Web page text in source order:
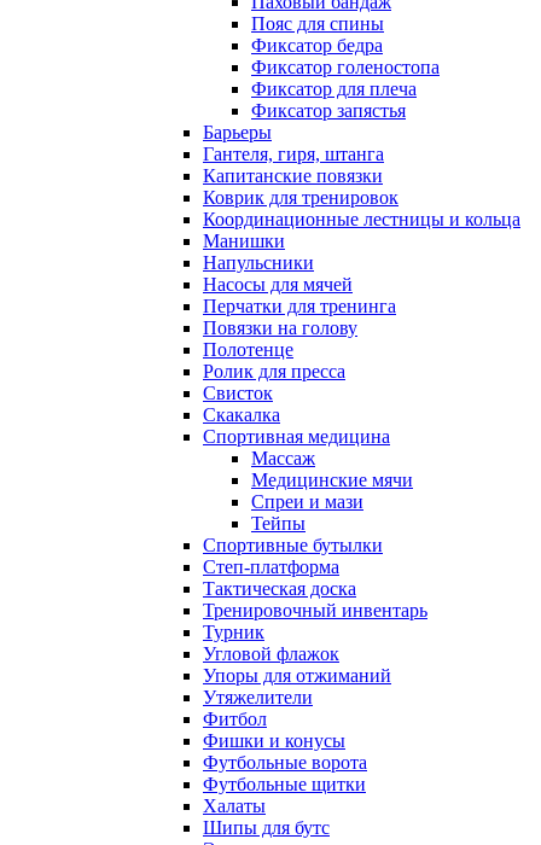
Пояс для спины
Фиксатор бедра
Фиксатор голеностопа
Фиксатор для плеча
Фиксатор запястья
Барьеры
Гантеля, гиря, штанга
Капитанские повязки
Коврик для тренировок
Координационные лестницы и кольца
Манишки
Напульсники
Насосы для мячей
Перчатки для тренинга
Повязки на голову
Полотенце
Ролик для пресса
Свисток
Скакалка
Спортивная медицина
Массаж
Медицинские мячи
Спреи и мази
Тейпы
Спортивные бутылки
Степ-платформа
Тактическая доска
Тренировочный инвентарь
Турник
Угловой флажок
Упоры для отжиманий
Утяжелители
Фитбол
Фишки и конусы
Футбольные ворота
Футбольные щитки
Халаты
Шипы для бутс